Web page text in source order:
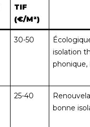
TIF
(€/M²)
30-50
isolation
phonique,
25-40
bonne